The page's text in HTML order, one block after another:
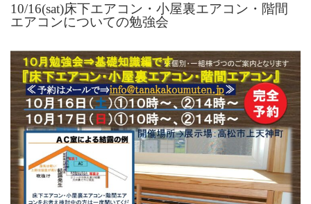
10/16(sat)床下エアコン・小屋裏エアコン・階間
エアコンについての勉強会